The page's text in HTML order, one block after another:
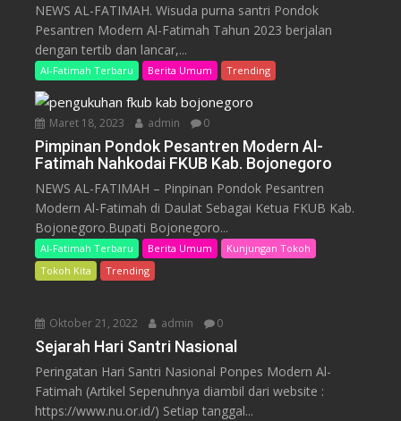
NEWS AL-FATIMAH. Wisuda purna santri Pondok
Pesantren Modern Al-Fatimah Tahun 2023 berjalan
dengan tertib dan lancar,...
Al-Fatimah Terbaru Berita Umum Trending
Maret 18, 2023 admin 0
Pimpinan Pondok Pesantren Modern Al-
Fatimah Nahkodai FKUB Kab. Bojonegoro
NEWS AL-FATIMAH – Pinpinan Pondok Pesantren
Modern Al-Fatimah di Daulat Sebagai Ketua FKUB Kab.
Bojonegoro.Bupati Bojonegoro...
Al-Fatimah Terbaru Berita Umum
Kunjungan Tokoh
Tokoh Kita
Trending
Oktober 21, 2022 admin 0
Sejarah Hari Santri Nasional
Peringatan Hari Santri Nasional Ponpes Modern Al-
Fatimah (Artikel Sepenuhnya diambil dari website :
https://www.nu.or.id/) Setiap tanggal...